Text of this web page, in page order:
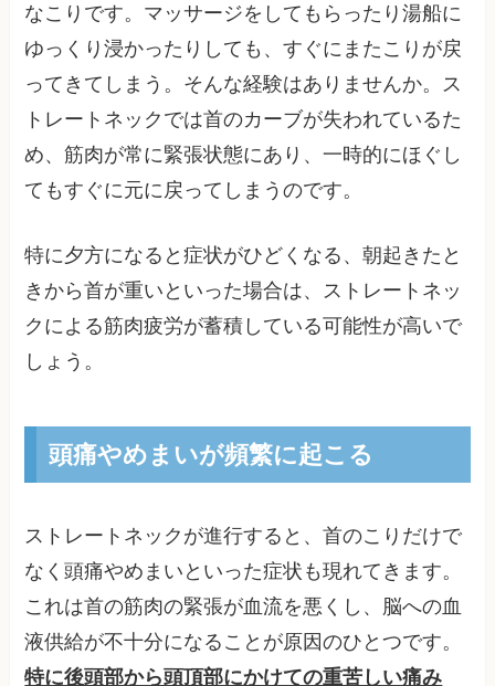
なこりです。マッサージをしてもらったり湯船に
ゆっくり浸かったりしても、すぐにまたこりが戻
ってきてしまう。そんな経験はありませんか。ス
トレートネックでは首のカーブが失われているた
め、筋肉が常に緊張状態にあり、一時的にほぐし
てもすぐに元に戻ってしまうのです。
特に夕方になると症状がひどくなる、朝起きたと
きから首が重いといった場合は、ストレートネッ
クによる筋肉疲労が蓄積している可能性が高いで
しょう。
頭痛やめまいが頻繁に起こる
ストレートネックが進行すると、首のこりだけで
なく頭痛やめまいといった症状も現れてきます。
これは首の筋肉の緊張が血流を悪くし、脳への血
液供給が不十分になることが原因のひとつです。
特に後頭部から頭頂部にかけての重苦しい痛み